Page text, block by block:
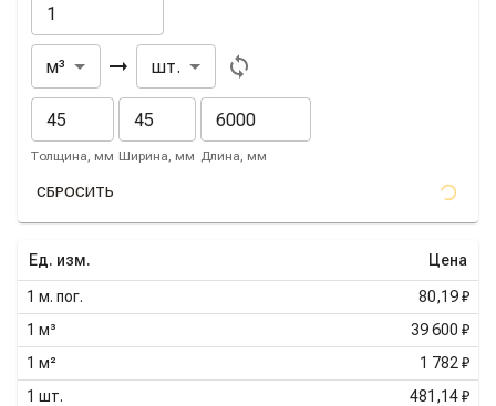
Из
м³
В
шт.
Толщина, мм Ширина, мм Длина, мм
СБРОСИТЬ
Ед. изм. Цена
1 м. пог.
80,19 ₽
1 м³
39 600 ₽
1 м²
1 782 ₽
1 шт. 481,14 ₽